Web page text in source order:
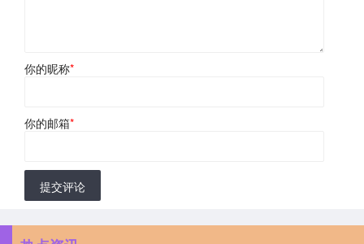
你的昵称*
你的邮箱*
提交评论